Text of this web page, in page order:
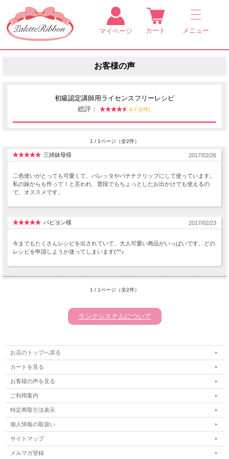
マイページ カート メニュー
お客様の声
初級認定講師用ライセンスフリーレシピ
総評：
4.7 (2件)
1 / 1ページ（全2件）
三姉妹母様 2017/02/26
二色使いがとっても可愛くて、バレッタやバナナクリップにして使っています。
私の妹からも作って！と言われ、普段でもちょっとしたお出かけでも使えるの
で、オススメです。
パピヨン様 2017/02/23
今までもたくさんレシピを出されていて、大人可愛い商品がいっぱいです。どの
レシピを申請しようか迷ってしまいます(^^♪
1 / 1ページ（全2件）
ランクシステムについて
お店のトップへ戻る
カートを見る
お客様の声を見る
ご利用案内
特定商取引法表示
個人情報の取扱い
サイトマップ
メルマガ登録